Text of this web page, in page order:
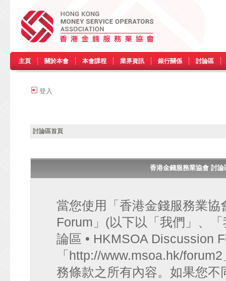
主頁 關於本會 本會課程 業界資訊 銀行關係 討論區
登入
討論區首頁
香港金錢服務業協會 討
當您使用「香港金錢服務業
Forum」(以下以「我們」、
論區 • HKMSOA Discussion
「http://www.msoa.hk/
務條款之所有內容。如果您